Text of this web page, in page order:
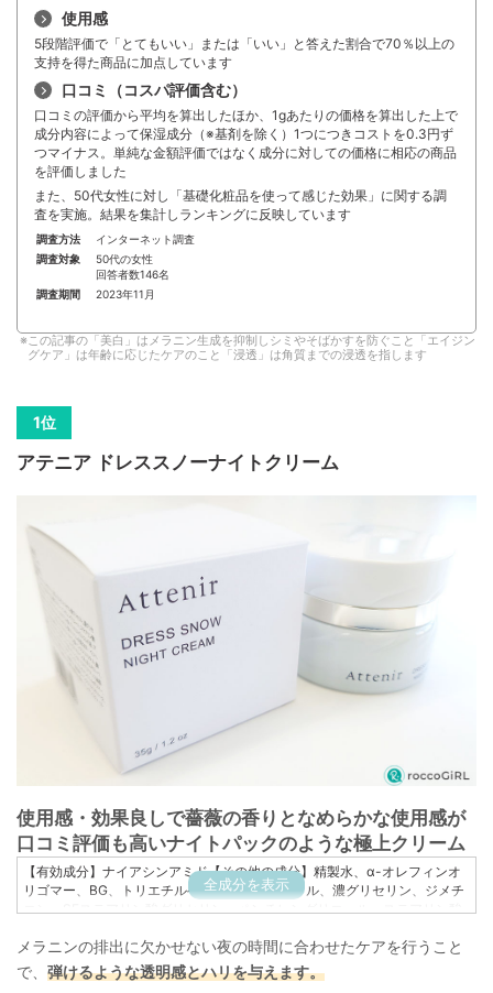
使用感
5段階評価で「とてもいい」または「いい」と答えた割合で70％以上の
支持を得た商品に加点しています
口コミ（コスパ評価含む）
口コミの評価から平均を算出したほか、1gあたりの価格を算出した上で
成分内容によって保湿成分（※基剤を除く）1つにつきコストを0.3円ず
つマイナス。単純な金額評価ではなく成分に対しての価格に相応の商品
を評価しました
また、50代女性に対し「基礎化粧品を使って感じた効果」に関する調
査を実施。結果を集計しランキングに反映しています
調査方法
インターネット調査
調査対象
50代の女性
回答者数146名
調査期間
2023年11月
この記事の「美白」はメラニン生成を抑制しシミやそばかすを防ぐこと「エイジン
グケア」は年齢に応じたケアのこと「浸透」は角質までの浸透を指します
アテニア ドレススノーナイトクリーム
使用感・効果良しで薔薇の香りとなめらかな使用感が
口コミ評価も高いナイトパックのような極上クリーム
全成分を表示
【有効成分】ナイアシンアミド【その他の成分】精製水、α-オレフィンオ
リゴマー、BG、トリエチルヘキサン酸グリセリル、濃グリセリン、ジメチ
シド液、アクリル酸ナトリウム・アクリロイルジメチルタウリン酸ナトリ
ウム共重合体/イソヘキサデカン/ポリソルベート80、テトラエチルヘキサ
ン酸ペンタエリスリチル、酵母エキス-3、加水分解コラーゲン液-4、L-エ
メラニンの排出に欠かせない夜の時間に合わせたケアを行うこと
で、 弾けるような透明感とハリを与えます。